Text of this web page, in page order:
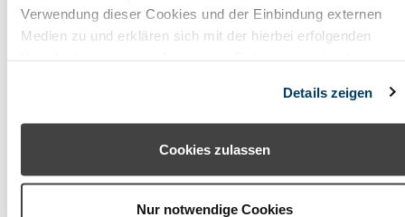
Verwendung dieser Cookies und der Einbindung externen
Medien zu und erklären sich mit der hierbei erfolgenden
Cookies“ ohne die Erklärung einer Einwilligung fortfahren. In
diesem Fall werden nur notwendige Cookies verwendet. Sie
können Ihre Einwilligung jederzeit unter den Cookie-
Details zeigen
Cookies zulassen
Nur notwendige Cookies
Belegung
Anzahl
Schlafzimmer
2
Lizenznehmer